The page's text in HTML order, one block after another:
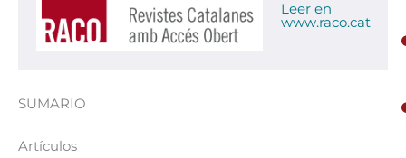
Leer en
www.raco.cat
SUMARIO
Artículos